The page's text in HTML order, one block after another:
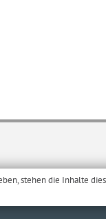
stehen die Inhalte